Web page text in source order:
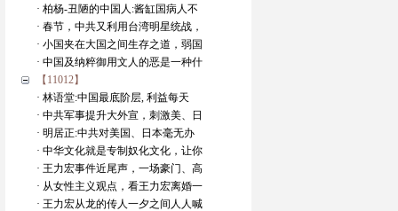
· 柏杨-丑陋的中国人:酱缸国病人不
· 春节，中共又利用台湾明星统战，
· 小国夹在大国之间生存之道，弱国
· 中国及纳粹御用文人的恶是一种什
【11012】
· 林语堂:中国最底阶层, 利益每天
· 中共军事提升大外宣，刺激美、日
· 明居正:中共对美国、日本毫无办
· 中华文化就是专制奴化文化，让你
· 王力宏事件近尾声，一场豪门、高
· 从女性主义观点，看王力宏离婚一
· 王力宏从龙的传人一夕之间人人喊